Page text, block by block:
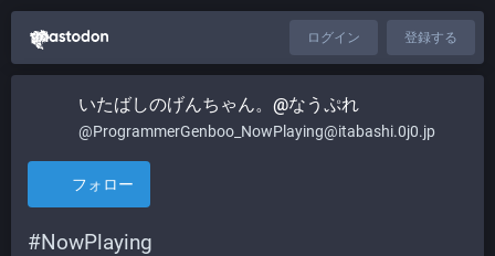
ログイン 登録する
いたばしのげんちゃん。@なうぷれ
@ProgrammerGenboo_NowPlaying@itabashi.0j0.jp
フォロー
#NowPlaying